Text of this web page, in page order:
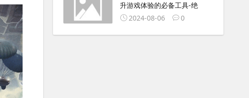
升游戏体验的必备工具-绝
2024-08-06
0